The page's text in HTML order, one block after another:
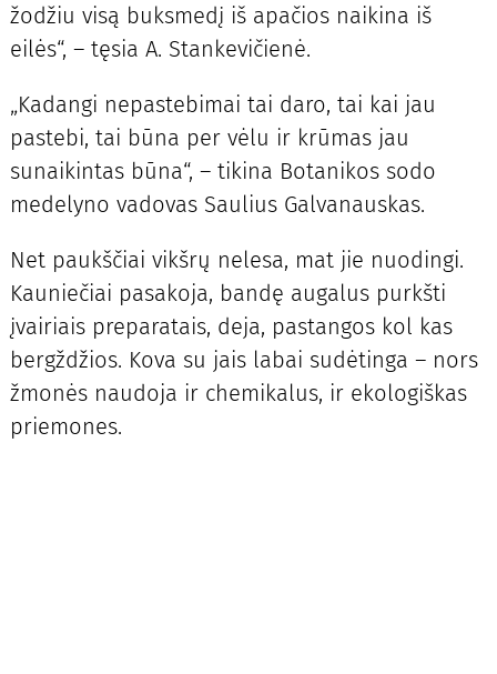
žodžiu visą buksmedį iš apačios naikina iš
eilės“, – tęsia A. Stankevičienė.
„Kadangi nepastebimai tai daro, tai kai jau
pastebi, tai būna per vėlu ir krūmas jau
sunaikintas būna“, – tikina Botanikos sodo
medelyno vadovas Saulius Galvanauskas.
Net paukščiai vikšrų nelesa, mat jie nuodingi.
Kauniečiai pasakoja, bandę augalus purkšti
įvairiais preparatais, deja, pastangos kol kas
bergždžios. Kova su jais labai sudėtinga – nors
žmonės naudoja ir chemikalus, ir ekologiškas
priemones.